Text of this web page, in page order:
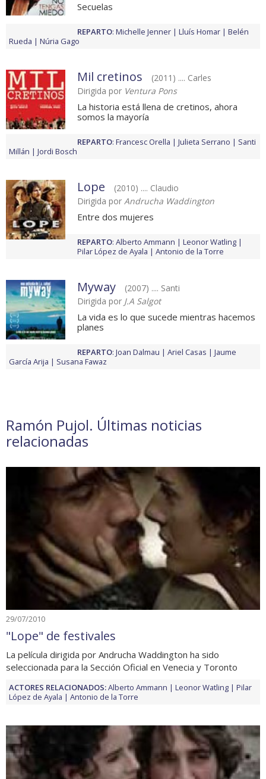
Secuelas
REPARTO: Michelle Jenner Lluís Homar
Belén
Rueda
Núria Gago
Mil cretinos
(2011) .... Carles
Dirigida por Ventura Pons
La historia está llena de cretinos, ahora
somos la mayoría
REPARTO: Francesc Orella Julieta Serrano
Santi
Millán
Jordi Bosch
Lope
(2010) .... Claudio
Dirigida por Andrucha Waddington
Entre dos mujeres
REPARTO: Alberto Ammann
Leonor Watling
Pilar López de Ayala
Antonio de la Torre
Myway
(2007) .... Santi
Dirigida por J.A Salgot
La vida es lo que sucede mientras hacemos
planes
REPARTO: Joan Dalmau Ariel Casas
Jaume
García Arija
Susana Fawaz
Ramón Pujol. Últimas noticias
relacionadas
29/07/2010
"Lope" de festivales
La película dirigida por Andrucha Waddington ha sido
seleccionada para la Sección Oficial en Venecia y Toronto
ACTORES RELACIONADOS:Alberto Ammann Leonor Watling
Pilar
López de Ayala
Antonio de la Torre